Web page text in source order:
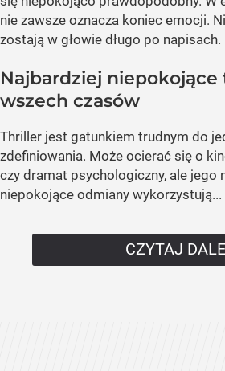
nie zawsze oznacza koniec emocji.
zostają w głowie długo po napisach.
Najbardziej
wszech czasów
Thriller jest gatunkiem trudnym do
zdefiniowania. Może ocierać się o
czy dramat psychologiczny, ale jego
niepokojące odmiany wykorzystują...
CZYTAJ